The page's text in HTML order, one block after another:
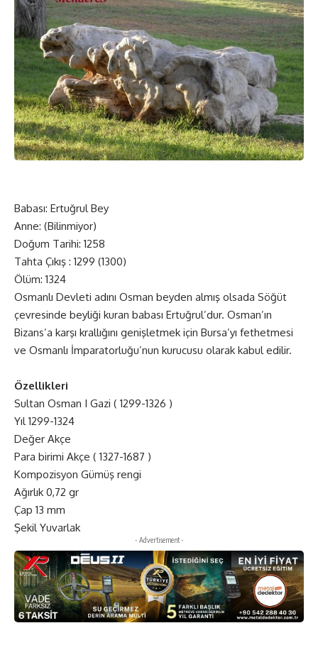
Babası: Ertuğrul Bey
Anne: (Bilinmiyor)
Doğum Tarihi: 1258
Tahta Çıkış : 1299 (1300)
Ölüm: 1324
Osmanlı Devleti adını Osman beyden almış olsada Söğüt
çevresinde beyliği kuran babası Ertuğrul’dur. Osman’ın
Bizans’a karşı krallığını genişletmek için Bursa’yı fethetmesi
ve Osmanlı İmparatorluğu’nun kurucusu olarak kabul edilir.
Özellikleri
Sultan Osman I Gazi ( 1299-1326 )
Yıl 1299-1324
Değer Akçe
Para birimi Akçe ( 1327-1687 )
Kompozisyon Gümüş rengi
Ağırlık 0,72 gr
Çap 13 mm
Şekil Yuvarlak
- Advertisement -